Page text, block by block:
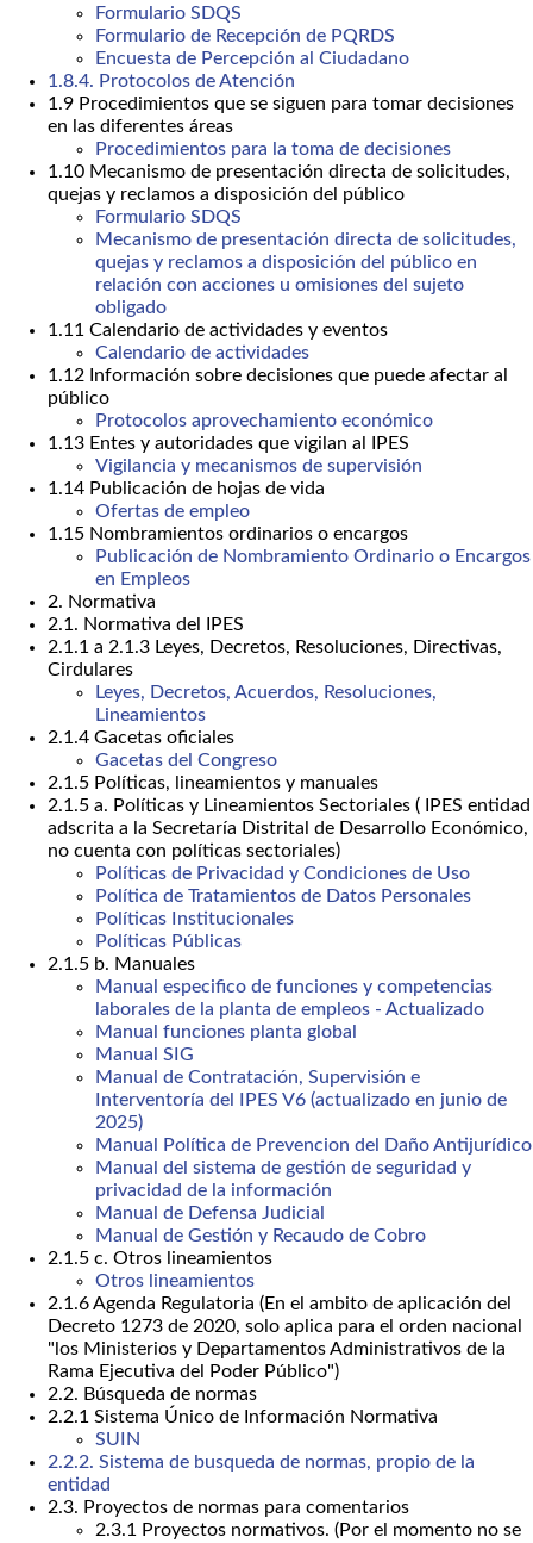
Formulario SDQS
Formulario de Recepción de PQRDS
Encuesta de Percepción al Ciudadano
1.8.4. Protocolos de Atención
1.9 Procedimientos que se siguen para tomar decisiones
en las diferentes áreas
Procedimientos para la toma de decisiones
1.10 Mecanismo de presentación directa de solicitudes,
quejas y reclamos a disposición del público
Formulario SDQS
Mecanismo de presentación directa de solicitudes,
quejas y reclamos a disposición del público en
relación con acciones u omisiones del sujeto
obligado
1.11 Calendario de actividades y eventos
Calendario de actividades
1.12 Información sobre decisiones que puede afectar al
público
Protocolos aprovechamiento económico
1.13 Entes y autoridades que vigilan al IPES
Vigilancia y mecanismos de supervisión
1.14 Publicación de hojas de vida
Ofertas de empleo
1.15 Nombramientos ordinarios o encargos
Publicación de Nombramiento Ordinario o Encargos
en Empleos
2. Normativa
2.1. Normativa del IPES
2.1.1 a 2.1.3 Leyes, Decretos, Resoluciones, Directivas,
Cirdulares
Leyes, Decretos, Acuerdos, Resoluciones,
Lineamientos
2.1.4 Gacetas oficiales
Gacetas del Congreso
2.1.5 Políticas, lineamientos y manuales
2.1.5 a. Políticas y Lineamientos Sectoriales ( IPES entidad
adscrita a la Secretaría Distrital de Desarrollo Económico,
no cuenta con políticas sectoriales)
Políticas de Privacidad y Condiciones de Uso
Política de Tratamientos de Datos Personales
Políticas Institucionales
Políticas Públicas
2.1.5 b. Manuales
Manual especifico de funciones y competencias
laborales de la planta de empleos - Actualizado
Manual funciones planta global
Manual SIG
Manual de Contratación, Supervisión e
Interventoría del IPES V6 (actualizado en junio de
2025)
Manual Política de Prevencion del Daño Antijurídico
Manual del sistema de gestión de seguridad y
privacidad de la información
Manual de Defensa Judicial
Manual de Gestión y Recaudo de Cobro
2.1.5 c. Otros lineamientos
Otros lineamientos
2.1.6 Agenda Regulatoria (En el ambito de aplicación del
Decreto 1273 de 2020, solo aplica para el orden nacional
"los Ministerios y Departamentos Administrativos de la
Rama Ejecutiva del Poder Público")
2.2. Búsqueda de normas
2.2.1 Sistema Único de Información Normativa
SUIN
2.2.2. Sistema de busqueda de normas, propio de la
entidad
2.3. Proyectos de normas para comentarios
2.3.1 Proyectos normativos. (Por el momento no se